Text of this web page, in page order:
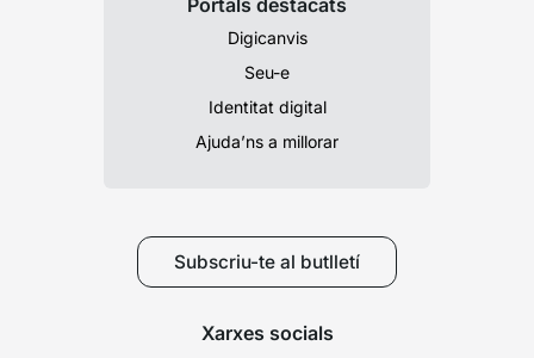
Portals destacats
Digicanvis
Seu-e
Identitat digital
Ajuda’ns a millorar
Subscriu-te al butlletí
Xarxes socials